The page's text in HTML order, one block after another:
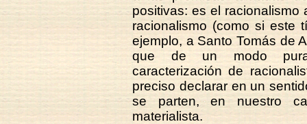
positivas: es el racionalismo
racionalismo (como si este
ejemplo, a Santo Tomás de
que de un modo
caracterización de
preciso declarar en un
se parten, en nuestro
materialista.